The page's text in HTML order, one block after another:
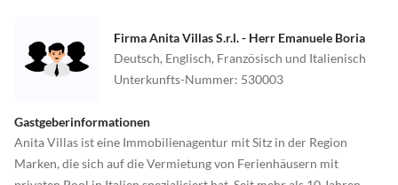
Firma Anita Villas S.r.l. - Herr Emanuele Boria
Deutsch, Englisch, Französisch und Italienisch
Unterkunfts-Nummer: 530003
Gastgeberinformationen
Anita Villas ist eine Immobilienagentur mit Sitz in der Region
Marken, die sich auf die Vermietung von Ferienhäusern mit